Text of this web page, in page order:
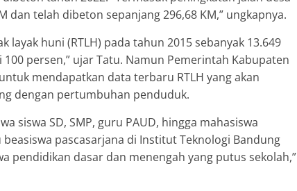
dan telah dibeton sepanjang 296,68 KM,” ungkapnya.
huni (RTLH) pada tahun 2015 sebanyak 13.649
persen,” ujar Tatu. Namun Pemerintah Kabupaten
mendapatkan data terbaru RTLH yang akan
dengan pertumbuhan penduduk.
siswa SD, SMP, guru PAUD, hingga mahasiswa
pascasarjana di Institut Teknologi Bandung
pendidikan dasar dan menengah yang putus sekolah,”